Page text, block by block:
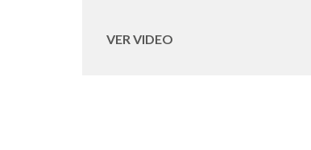
VER VIDEO